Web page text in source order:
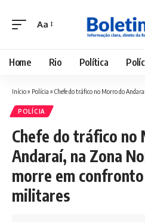
Font
Aa
Home Rio Política
Início» Polícia » Chefe do tráfico no Morro do Andaraí, na
POLÍCIA
Chefe do tráfico no
Andaraí, na Zona
morre em
militares